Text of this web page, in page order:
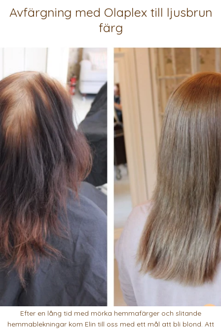
Avfärgning med Olaplex till ljusbrun
färg
Efter en lång tid med mörka hemmafärger och slitande
hemmablekningar kom Elin till oss med ett mål att bli blond. Att